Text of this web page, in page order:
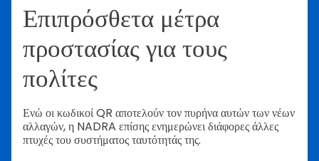
Επιπρόσθετα μέτρα
προστασίας για τους
πολίτες
Ενώ οι κωδικοί QR αποτελούν τον πυρήνα αυτών των νέων
αλλαγών, η NADRA επίσης ενημερώνει διάφορες άλλες
πτυχές του συστήματος ταυτότητάς της.